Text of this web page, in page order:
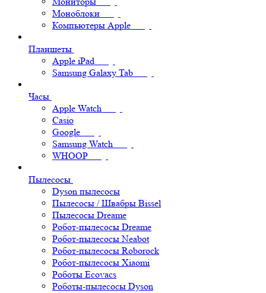
Моноблоки
Компьютеры Apple
Планшеты
Apple iPad
Samsung Galaxy Tab
Часы
Apple Watch
Casio
Google
Samsung Watch
WHOOP
Пылесосы
Dyson пылесосы
Пылесосы / Швабры Bissel
Пылесосы Dreame
Робот-пылесосы Dreame
Робот-пылесосы Neabot
Робот-пылесосы Roborock
Робот-пылесосы Xiaomi
Роботы Ecovacs
Роботы-пылесосы Dyson